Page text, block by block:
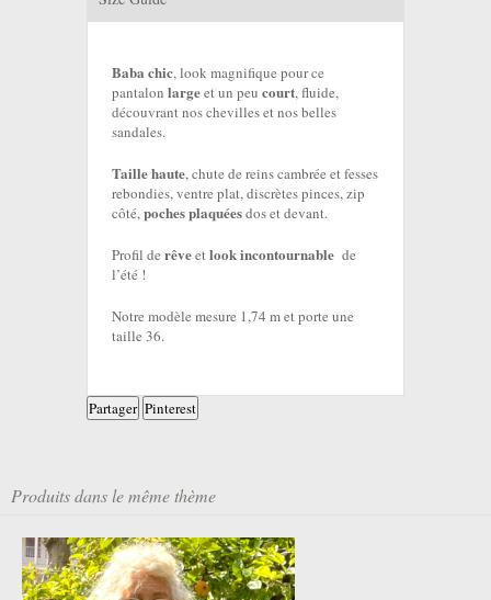
Baba chic, look magnifique pour ce
pantalon largeet un peu court, fluide,
découvrant nos chevilles et nos belles
sandales.
Taille haute, chute de reins cambrée et fesses
rebondies, ventre plat, discrètes pinces, zip
côté,poches plaquéesdos et devant.
Profil de rêveetlook incontournable de
l’été !
Notre modèle mesure 1,74 m et porte une
taille 36.
Partager Pinterest
Produits dans le même thème